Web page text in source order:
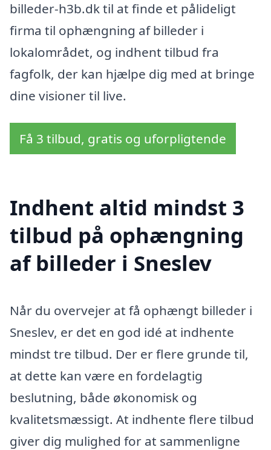
billeder-h3b.dk til at finde et pålideligt
firma til ophængning af billeder i
lokalområdet, og indhent tilbud fra
fagfolk, der kan hjælpe dig med at bringe
dine visioner til live.
Få 3 tilbud, gratis og uforpligtende
Indhent altid mindst 3
tilbud på ophængning
af billeder i Sneslev
Når du overvejer at få ophængt billeder i
Sneslev, er det en god idé at indhente
mindst tre tilbud. Der er flere grunde til,
at dette kan være en fordelagtig
beslutning, både økonomisk og
kvalitetsmæssigt. At indhente flere tilbud
giver dig mulighed for at sammenligne